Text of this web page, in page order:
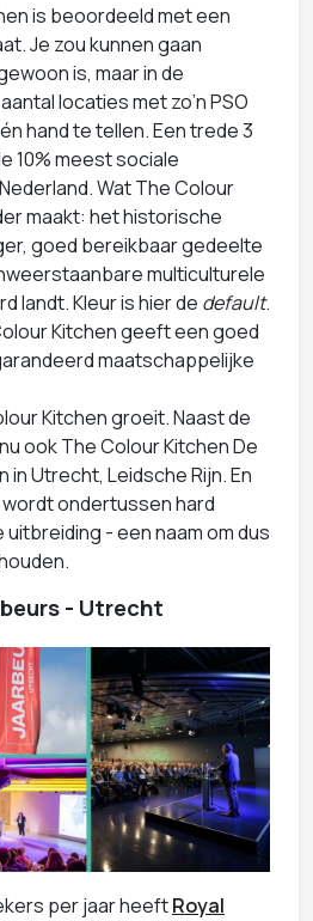
is beoordeeld met een
Je zou kunnen gaan
is, maar in de
locaties met zo’n PSO
hand te tellen. Een trede 3
10% meest sociale
Wat The Colour
maakt: het historische
goed bereikbaar gedeelte
multiculturele
landt. Kleur is hier de default.
Kitchen geeft een goed
maatschappelijke
Kitchen groeit. Naast de
ook The Colour Kitchen De
in Utrecht, Leidsche Rijn. En
ondertussen hard
- een naam om dus
- Utrecht
per jaar heeftRoyal